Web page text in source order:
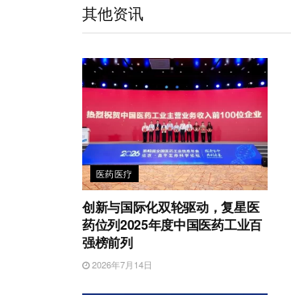
i
其他资讯
医药医疗
创新与国际化双轮驱动，复星医
药位列2025年度中国医药工业百
强榜前列
2026年7月14日